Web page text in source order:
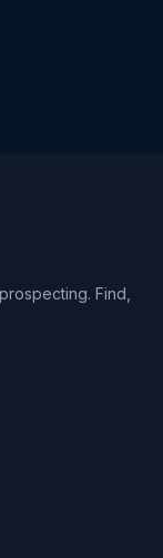
Find,